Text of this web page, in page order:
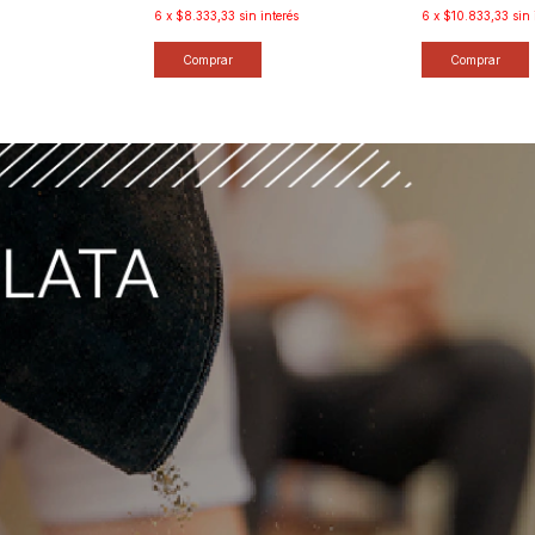
6 x $8.333,33 sin interés
Comprar
6 x $10.833,33 sin
Comprar